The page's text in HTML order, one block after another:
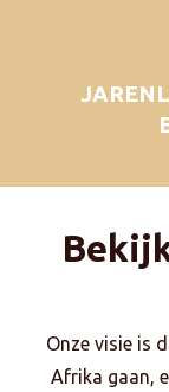
Onze visie is
Afrika gaan,